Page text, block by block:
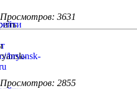
Просмотров: 3631
Просмотров: 2855